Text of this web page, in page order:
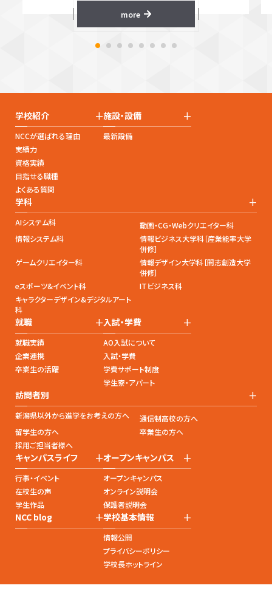
more
学校紹介 +
NCCが選ばれる理由
実績力
資格実績
目指せる職種
よくある質問
施設・設備 +
最新設備
学科 +
AIシステム科
動画・CG・Webクリエイター科
情報システム科
情報ビジネス大学科［産業能率大学
併修］
ゲームクリエイター科
情報デザイン大学科［開志創造大学
併修］
eスポーツ&イベント科
ITビジネス科
キャラクターデザイン&デジタルアート
科
就職 +
就職実績
企業連携
卒業生の活躍
入試・学費 +
AO入試について
入試・学費
学費サポート制度
学生寮・アパート
訪問者別 +
新潟県以外から進学をお考えの方へ
通信制高校の方へ
留学生の方へ
卒業生の方へ
採用ご担当者様へ
キャンパスライフ +
行事・イベント
在校生の声
学生作品
オープンキャンパス +
オープンキャンパス
オンライン説明会
保護者説明会
NCC blog +学校基本情報 +
情報公開
プライバシーポリシー
学校長ホットライン